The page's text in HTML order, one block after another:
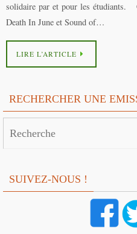
solidaire par et pour les étudiants.
Death In June et Sound of…
LIRE L’ARTICLE
RECHERCHER UNE
SUIVEZ-NOUS !